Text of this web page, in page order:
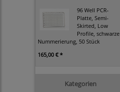
96 Well PCR-
Platte, Semi-
Skirted, Low
Profile, schwarze
Nummerierung, 50 Stück
165,00 € *
Kategorien